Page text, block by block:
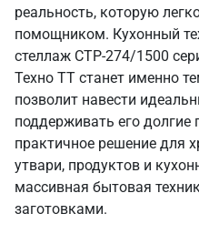
реальность, которую
помощником. Кухонный
стеллаж СТР-274/1500
Техно ТТ станет именно
позволит навести
поддерживать его
практичное решение для
утвари, продуктов и
массивная бытовая
заготовками.